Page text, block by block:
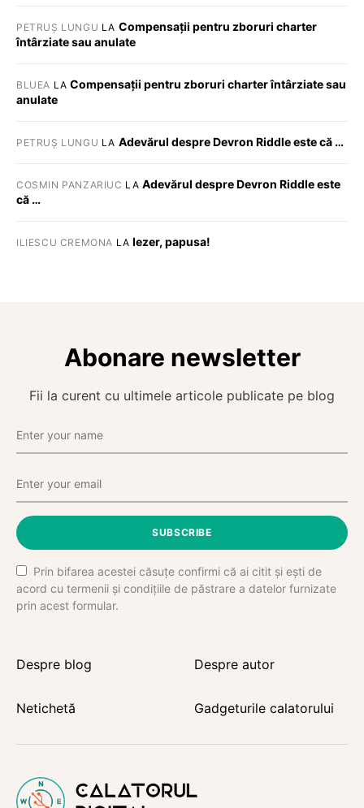
PETRUȘ LUNGU LA Compensații pentru zboruri charter
întârziate sau anulate
BLUEA LACompensații pentru zboruri charter întârziate sau
anulate
PETRUȘ LUNGU LA Adevărul despre Devron Riddle este că …
COSMIN PANZARIUC LA Adevărul despre Devron Riddle este
că …
ILIESCU CREMONA LA Iezer, papusa!
Abonare newsletter
Fii la curent cu ultimele articole publicate pe blog
SUBSCRIBE
Prin bifarea acestei căsuțe confirmi că ai citit și ești de
acord cu termenii și condițiile de păstrare a datelor furnizate
prin acest formular.
Despre blog Despre autor
Netichetă Gadgeturile calatorului